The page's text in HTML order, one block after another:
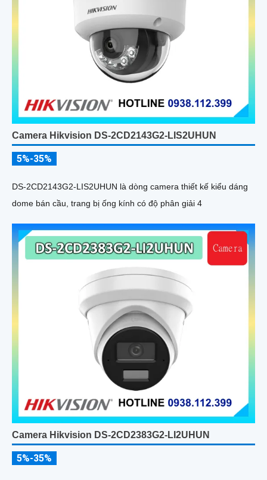
Camera Hikvision DS-2CD2143G2-LIS2UHUN
5%-35%
DS-2CD2143G2-LIS2UHUN là dòng camera thiết kế kiểu dáng
dome bán cầu, trang bị ống kính có độ phân giải 4
Camera Hikvision DS-2CD2383G2-LI2UHUN
5%-35%